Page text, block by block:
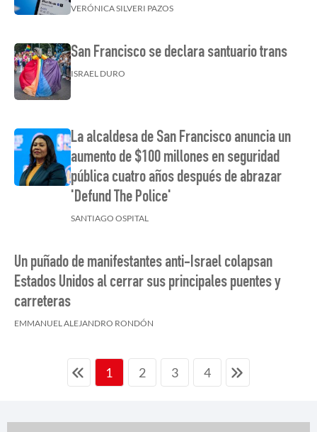
VERÓNICA SILVERI PAZOS
San Francisco se declara santuario trans
ISRAEL DURO
La alcaldesa de San Francisco anuncia un
aumento de $100 millones en seguridad
pública cuatro años después de abrazar
'Defund The Police'
SANTIAGO OSPITAL
Un puñado de manifestantes anti-Israel colapsan
Estados Unidos al cerrar sus principales puentes y
carreteras
EMMANUEL ALEJANDRO RONDÓN
1 2 3 4